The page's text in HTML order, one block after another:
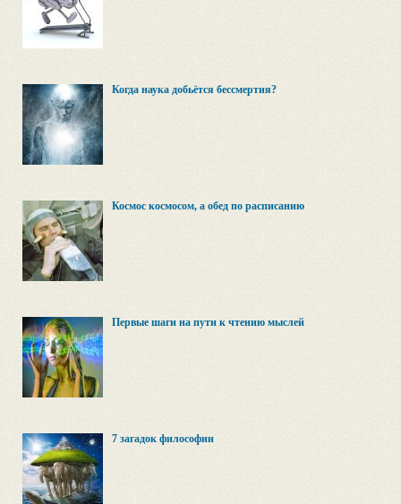
Когда наука добьётся бессмертия?
Космос космосом, а обед по расписанию
Первые шаги на пути к чтению мыслей
7 загадок философии